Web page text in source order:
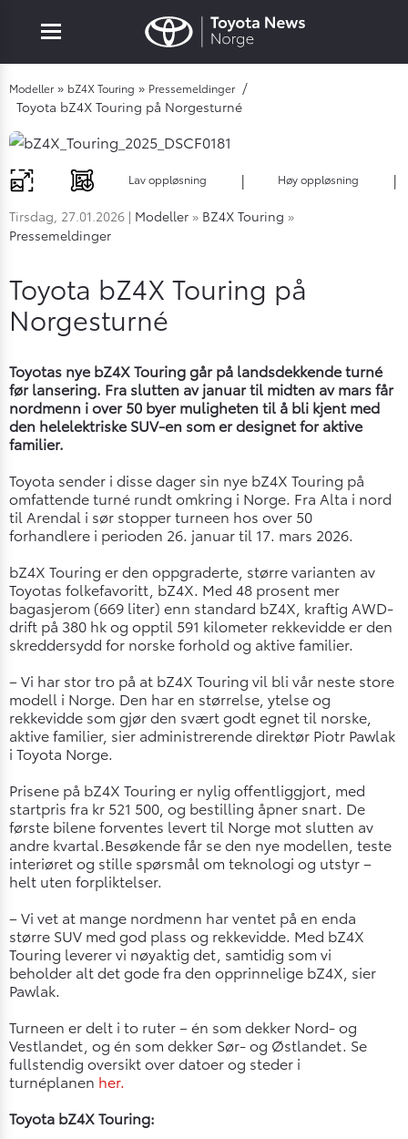
Mobile navigation
navigation
Modeller» bZ4X Touring » Pressemeldinger /
Toyota bZ4X Touring på Norgesturné
Lav oppløsning | Høy oppløsning |
Tirsdag, 27.01.2026 | Modeller » BZ4X Touring »
Pressemeldinger
Toyota bZ4X Touring på
Norgesturné
Toyotas nye bZ4X Touring går på landsdekkende turné
før lansering. Fra slutten av januar til midten av mars får
nordmenn i over 50 byer muligheten til å bli kjent med
den helelektriske SUV-en som er designet for aktive
familier.
Toyota sender i disse dager sin nye bZ4X Touring på
omfattende turné rundt omkring i Norge. Fra Alta i nord
til Arendal i sør stopper turneen hos over 50
forhandlere i perioden 26. januar til 17. mars 2026.
bZ4X Touring er den oppgraderte, større varianten av
Toyotas folkefavoritt, bZ4X. Med 48 prosent mer
bagasjerom (669 liter) enn standard bZ4X, kraftig AWD-
drift på 380 hk og opptil 591 kilometer rekkevidde er den
skreddersydd for norske forhold og aktive familier.
– Vi har stor tro på at bZ4X Touring vil bli vår neste store
modell i Norge. Den har en størrelse, ytelse og
rekkevidde som gjør den svært godt egnet til norske,
aktive familier, sier administrerende direktør Piotr Pawlak
i Toyota Norge.
Prisene på bZ4X Touring er nylig offentliggjort, med
startpris fra kr 521 500, og bestilling åpner snart. De
første bilene forventes levert til Norge mot slutten av
andre kvartal.Besøkende får se den nye modellen, teste
interiøret og stille spørsmål om teknologi og utstyr –
helt uten forpliktelser.
– Vi vet at mange nordmenn har ventet på en enda
større SUV med god plass og rekkevidde. Med bZ4X
Touring leverer vi nøyaktig det, samtidig som vi
beholder alt det gode fra den opprinnelige bZ4X, sier
Pawlak.
Turneen er delt i to ruter – én som dekker Nord- og
Vestlandet, og én som dekker Sør- og Østlandet. Se
fullstendig oversikt over datoer og steder i
turnéplanen her.
Toyota bZ4X Touring: